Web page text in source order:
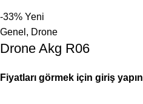
-33% Yeni
Genel , Drone
Drone Akg R06
Fiyatları görmek için giriş yapın